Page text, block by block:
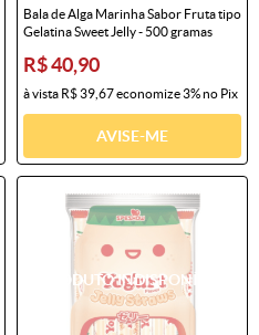
Bala de Alga Marinha Sabor Fruta tipo
Gelatina Sweet Jelly - 500 gramas
R$ 40,90
à vista R$ 39,67economize3%no Pix
AVISE-ME